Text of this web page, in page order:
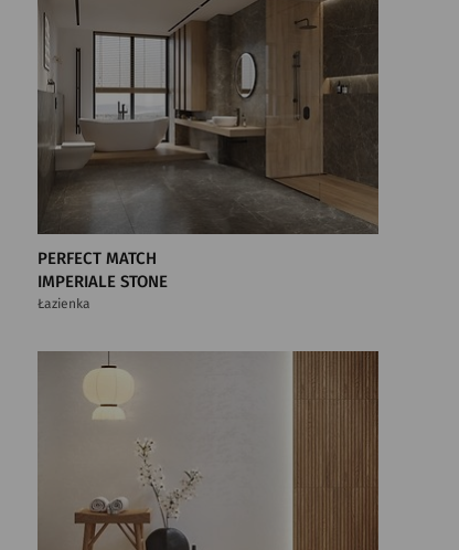
PERFECT MATCH
IMPERIALE STONE
Łazienka